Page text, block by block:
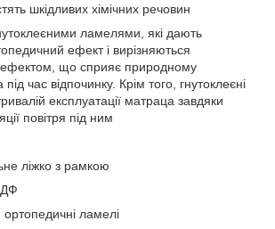
шкідливих хімічних речовин
ламелями, які дають
ефект і вирізняються
що сприяє природному
час відпочинку. Крім того, гнутоклеєні
експлуатації матраца завдяки
повітря під ним
ліжко з рамкою
ортопедичні ламелі